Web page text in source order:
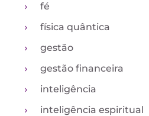
fé
física quântica
gestão
gestão financeira
inteligência
inteligência espiritual